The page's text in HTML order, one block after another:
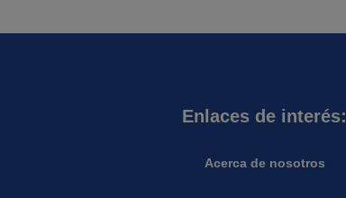
Enlaces de interés:
Acerca de nosotros